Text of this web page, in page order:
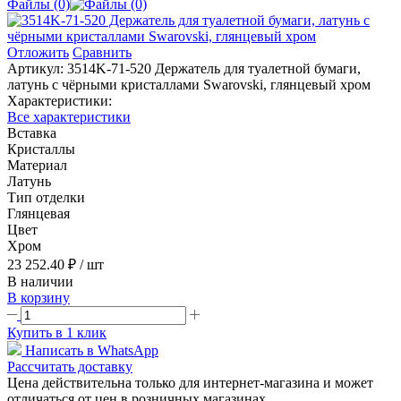
Файлы (0)
Отложить Сравнить
Артикул: 3514K-71-520 Держатель для туалетной бумаги,
латунь с чёрными кристаллами Swarovski, глянцевый хром
Характеристики:
Все характеристики
Вставка
Кристаллы
Материал
Латунь
Тип отделки
Глянцевая
Цвет
Хром
23 252.40 ₽ / шт
В наличии
В корзину
Купить в 1 клик
Написать в WhatsApp
Рассчитать доставку
Цена действительна только для интернет-магазина и может